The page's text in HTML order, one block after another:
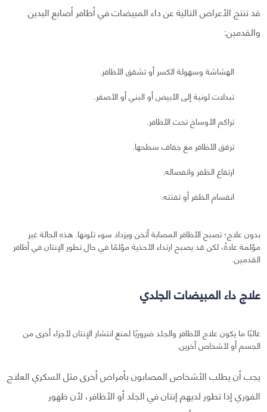
قد تنتج الأعراض التالية عن داء المبيضات في أظافر أصابع اليدين
والقدمين:
الهشاشة وسهولة الكسر أو تشقق الأظافر.
تبدلات لونية إلى الأبيض أو البني أو الأصفر.
تراكم الأوساخ تحت الأظافر.
ترقق الأظافر مع جفاف سطحها.
ارتفاع الظفر وانفصاله.
انقسام الظفر أو تفتته.
بدون علاج؛ تصبح الأظافر المصابة أثخن ويزداد سوء تلونها. هذه الحالة غير
مؤلمة عادةً، لكن قد يصبح ارتداء الأحذية مؤلمًا في حال تطور الإنتان في أظافر
القدمين.
علاج داء المبيضات الجلدي
غالبًا ما يكون علاج الأظافر والجلد ضروريًا لمنع انتشار الإنتان لأجزاء أخرى من
الجسم أو لأشخاص آخرين.
يجب أن يطلب الأشخاص المصابون بأمراض أخرى مثل السكري العلاج
الفوري إذا تطور لديهم إنتان في الجلد أو الأظافر، لأن ظهور